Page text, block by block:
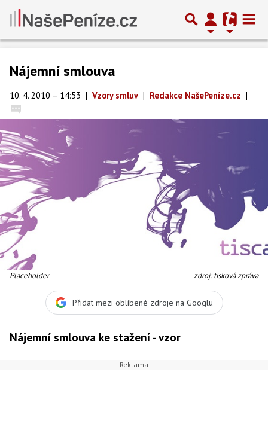
Nájemní smlouva
10. 4. 2010 – 14:53 | Vzory smluv | Redakce NašePeníze.cz |
Placeholder zdroj: tisková zpráva
Přidat mezi oblíbené zdroje na Googlu
Nájemní smlouva ke stažení - vzor